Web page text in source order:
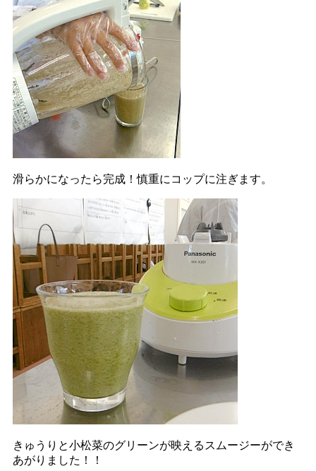
滑らかになったら完成！慎重にコップに注ぎます。
きゅうりと小松菜のグリーンが映えるスムージーができ
あがりました！！